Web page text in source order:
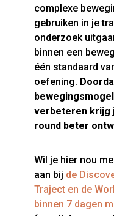
complexe
gebruiken in je
onderzoek
binnen een
één standaard
oefening.
verbeteren krijg
round beter
Wil je hier nou
aan bij de
Traject en de
binnen 7 dagen